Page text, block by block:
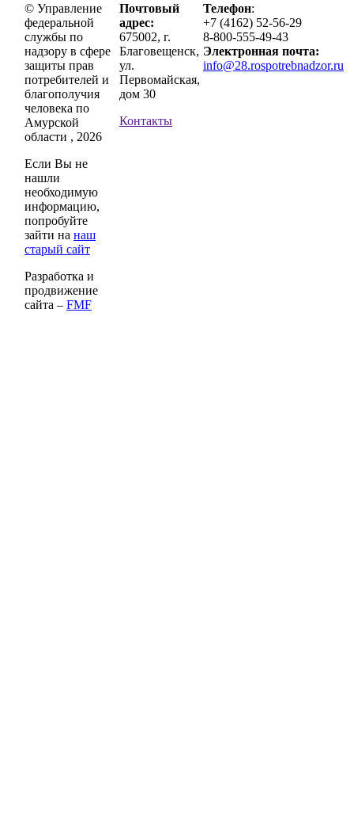
© Управление
федеральной
службы по
надзору в сфере
защиты прав
потребителей и
благополучия
человека по
Амурской
области , 2026
Если Вы не
нашли
необходимую
информацию,
попробуйте
зайти на наш
старый сайт
Разработка и
продвижение
сайта – FMF
Почтовый
адрес:
675002, г.
Благовещенск,
ул.
Первомайская,
дом 30
Контакты
Телефон:
+7 (4162) 52-56-29
8-800-555-49-43
Электронная почта:
info@28.rospotrebnadzor.ru